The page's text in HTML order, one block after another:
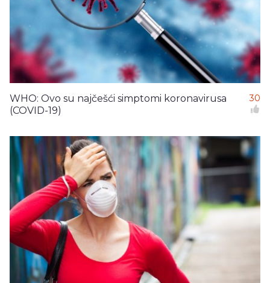
WHO: Ovo su najčešći simptomi koronavirusa
(COVID-19)
30